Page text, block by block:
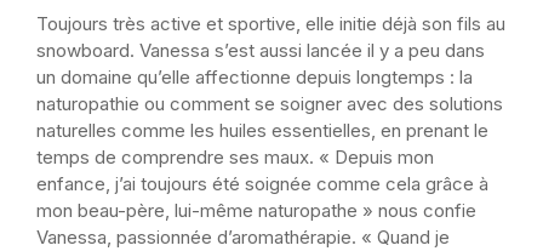
Toujours très active et sportive, elle initie déjà son fils au
snowboard. Vanessa s’est aussi lancée il y a peu dans
un domaine qu’elle affectionne depuis longtemps : la
naturopathie ou comment se soigner avec des solutions
naturelles comme les huiles essentielles, en prenant le
temps de comprendre ses maux. « Depuis mon
enfance, j’ai toujours été soignée comme cela grâce à
mon beau-père, lui-même naturopathe » nous confie
Vanessa, passionnée d’aromathérapie. « Quand je